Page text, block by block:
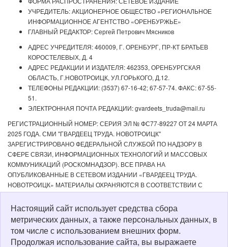
УЧРЕДИТЕЛЬ: АКЦИОНЕРНОЕ ОБЩЕСТВО «РЕГИОНАЛЬНОЕ
ИНФОРМАЦИОННОЕ АГЕНТСТВО «ОРЕНБУРЖЬЕ»
ГЛАВНЫЙ РЕДАКТОР: Сергей Петрович Мясников
АДРЕС УЧРЕДИТЕЛЯ: 460009, Г. ОРЕНБУРГ, ПР-КТ БРАТЬЕВ
КОРОСТЕЛЕВЫХ, Д. 4
АДРЕС РЕДАКЦИИ И ИЗДАТЕЛЯ: 462353, ОРЕНБУРГСКАЯ
ОБЛАСТЬ, Г.НОВОТРОИЦК, УЛ.ГОРЬКОГО, Д.12.
ТЕЛЕФОНЫ РЕДАКЦИИ: (3537) 67-16-42; 67-57-74. ФАКС: 67-55-
51.
ЭЛЕКТРОННАЯ ПОЧТА РЕДАКЦИИ: gvardeets_truda@mail.ru
РЕГИСТРАЦИОННЫЙ НОМЕР: СЕРИЯ ЭЛ № ФС77-89227 ОТ 24 МАРТА
2025 ГОДА. СМИ "ГВАРДЕЕЦ ТРУДА. НОВОТРОИЦК"
ЗАРЕГИСТРИРОВАНО ФЕДЕРАЛЬНОЙ СЛУЖБОЙ ПО НАДЗОРУ В
СФЕРЕ СВЯЗИ, ИНФОРМАЦИОННЫХ ТЕХНОЛОГИЙ И МАССОВЫХ
КОММУНИКАЦИЙ (РОСКОМНАДЗОР). ВСЕ ПРАВА НА
ОПУБЛИКОВАННЫЕ В СЕТЕВОМ ИЗДАНИИ «ГВАРДЕЕЦ ТРУДА.
НОВОТРОИЦК» МАТЕРИАЛЫ ОХРАНЯЮТСЯ В СООТВЕТСТВИИ С
ЗАКОНОДАТЕЛЬСТВОМ РФ. ЛЮБОЕ ИСПОЛЬЗОВАНИЕ МАТЕРИАЛОВ
ДОПУСКАЕТСЯ ТОЛЬКО ПО СОГЛАСОВАНИЮ С РЕДАКЦИЕЙ С
ОБЯЗАТЕЛЬНОЙ АКТИВНОЙ ССЫЛКОЙ НА ИСТОЧНИК. РЕДАКЦИЯ НЕ
НЕСЕТ ОТВЕТСТВЕННОСТИ ЗА ДОСТОВЕРНОСТЬ РЕКЛАМНЫХ
МАТЕРИАЛОВ, РАЗМЕЩЕННЫХ В СЕТЕВОМ ИЗДАНИИ «ГВАРДЕЕЦ
Настоящий сайт использует средства сбора
метрических данных, а также персональных данных, в
том числе с использованием внешних форм.
Продолжая использование сайта, вы выражаете